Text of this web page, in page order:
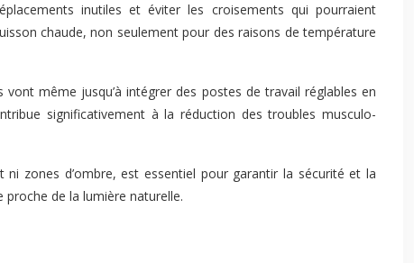
inutiles et éviter les croisements qui pourraient
chaude, non seulement pour des raisons de température
même jusqu’à intégrer des postes de travail réglables en
significativement à la réduction des troubles musculo-
ni zones d’ombre, est essentiel pour garantir la sécurité et la
de la lumière naturelle.